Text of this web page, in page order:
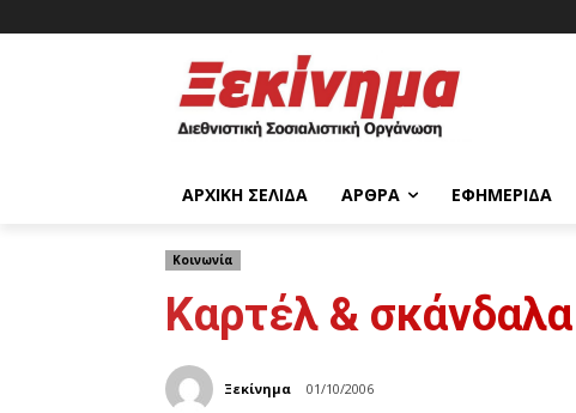
ΑΡΧΙΚΉ ΣΕΛΊΔΑ ΆΡΘΡΑ ΕΦΗΜΕΡΊΔΑ
Κοινωνία
Καρτέλ & σκάνδαλα
Ξεκίνημα 01/10/2006